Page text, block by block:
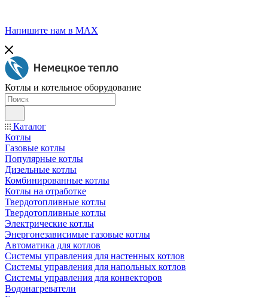
Напишите нам в МАХ
Котлы и котельное оборудование
Каталог
Котлы
Газовые котлы
Популярные котлы
Дизельные котлы
Комбинированные котлы
Котлы на отработке
Твердотопливные котлы
Твердотопливные котлы
Электрические котлы
Энергонезависимые газовые котлы
Автоматика для котлов
Системы управления для настенных котлов
Системы управления для напольных котлов
Системы управления для конвекторов
Водонагреватели